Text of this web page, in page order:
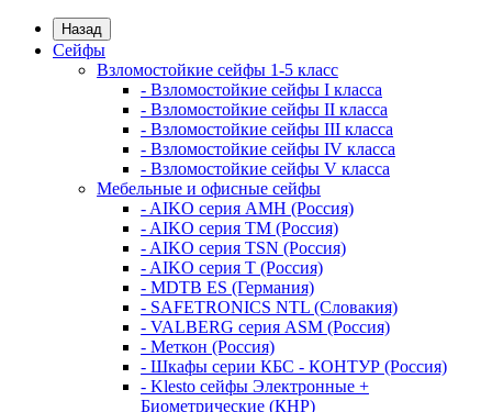
Назад
Сейфы
Взломостойкие сейфы 1-5 класс
- Взломостойкие сейфы I класса
- Взломостойкие сейфы II класса
- Взломостойкие сейфы III класса
- Взломостойкие сейфы IV класса
- Взломостойкие сейфы V класса
Мебельные и офисные сейфы
- AIKO серия AMH (Россия)
- AIKO серия TM (Россия)
- AIKO серия TSN (Россия)
- AIKO серия Т (Россия)
- MDTB ES (Германия)
- SAFETRONICS NTL (Словакия)
- VALBERG серия ASM (Россия)
- Меткон (Россия)
- Шкафы серии КБС - КОНТУР (Россия)
- Klesto сейфы Электронные +
Биометрические (КНР)